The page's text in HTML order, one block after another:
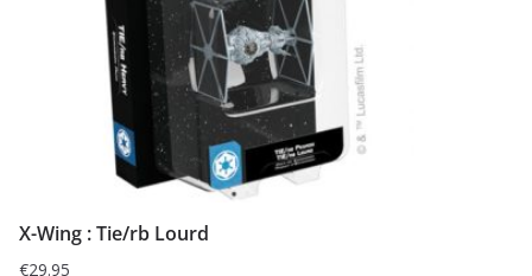
X-Wing : Tie/rb Lourd
€29.95